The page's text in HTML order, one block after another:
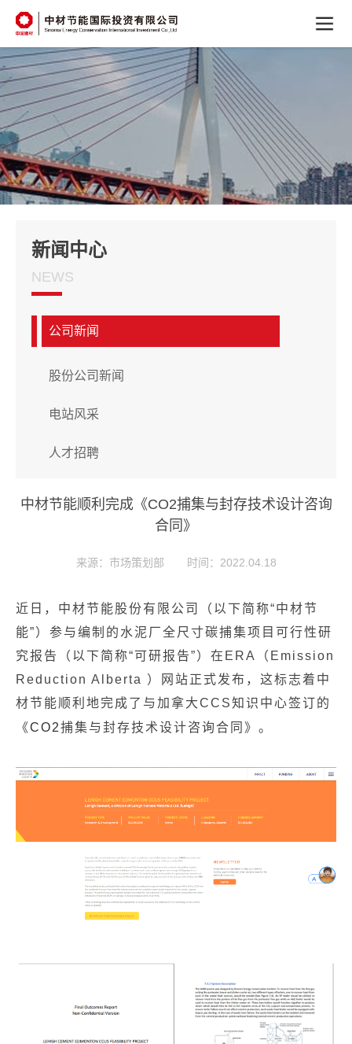
新闻中心
NEWS
公司新闻
股份公司新闻
电站风采
人才招聘
中材节能顺利完成《CO2捕集与封存技术设计咨询
合同》
来源：市场策划部 时间：2022.04.18
近日，中材节能股份有限公司（以下简称“中材节
能”）参与编制的水泥厂全尺寸碳捕集项目可行性研
究报告（以下简称“可研报告”）在ERA（Emission
Reduction Alberta ）网站正式发布，这标志着中
材节能顺利地完成了与加拿大CCS知识中心签订的
《CO2捕集与封存技术设计咨询合同》 。